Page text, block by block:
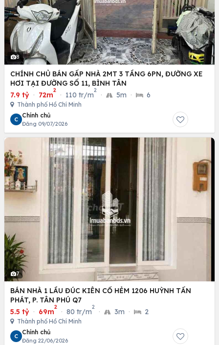
8
CHÍNH CHỦ BÁN GẤP NHÀ 2MT 3 TẦNG 6PN, ĐƯỜNG XE
HƠI TẠI ĐƯỜNG SỐ 11, BÌNH TÂN
7.9 tỷ · 72m
2
· 110 tr/m
2
· 5m · 6
Thành phố Hồ Chí Minh
C
Chính chủ
Đăng 09/07/2026
7
BÁN NHÀ 1 LẦU ĐÚC KIÊN CỐ HẺM 1206 HUỲNH TẤN
PHÁT, P. TÂN PHÚ Q7
5.5 tỷ · 69m
2
· 80 tr/m
2
· 3m · 2
Thành phố Hồ Chí Minh
C
Chính chủ
Đăng 22/06/2026